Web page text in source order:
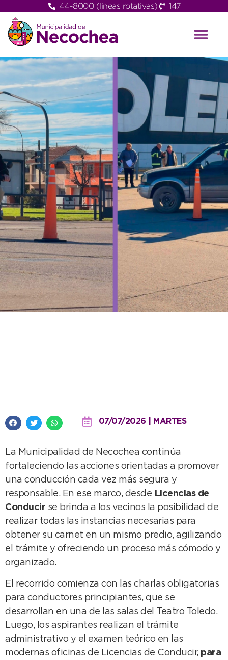
44-8000 (lineas rotativas) 147
07/07/2026 | MARTES
La Municipalidad de Necochea continúa
fortaleciendo las acciones orientadas a promover
una conducción cada vez más segura y
responsable. En ese marco, desde Licencias de
Conducir se brinda a los vecinos la posibilidad de
realizar todas las instancias necesarias para
obtener su carnet en un mismo predio, agilizando
el trámite y ofreciendo un proceso más cómodo y
organizado.
El recorrido comienza con las charlas obligatorias
para conductores principiantes, que se
desarrollan en una de las salas del Teatro Toledo.
Luego, los aspirantes realizan el trámite
administrativo y el examen teórico en las
modernas oficinas de Licencias de Conducir, para